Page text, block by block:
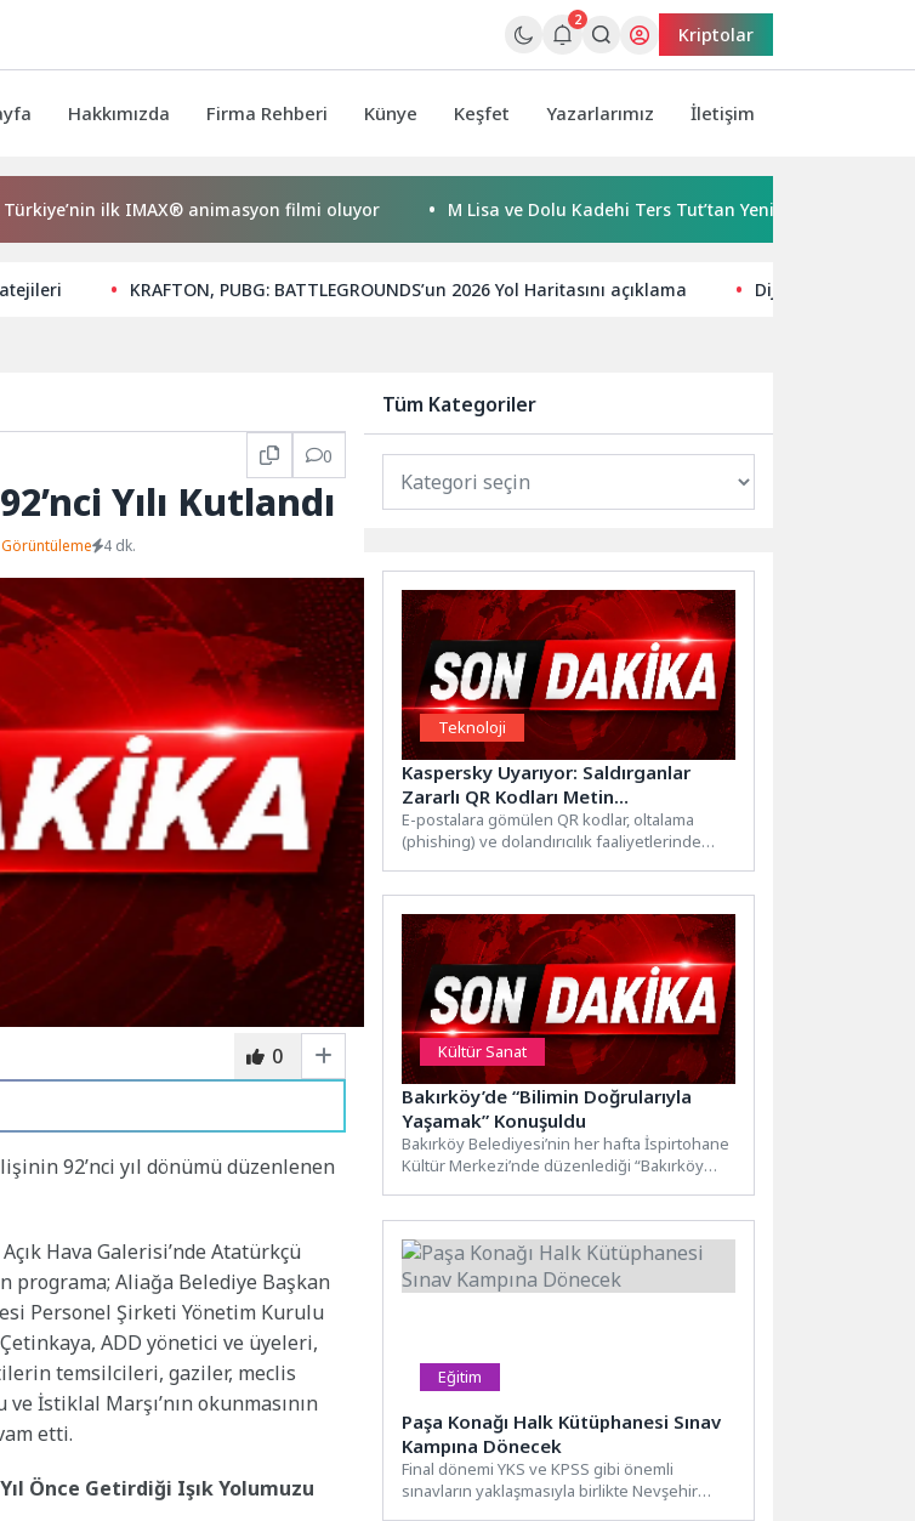
2
Kriptolar
Hakkımızda Firma Rehberi Künye Keşfet Yazarlarımız İletişim
ilk IMAX® animasyon filmi oluyor M Lisa ve Dolu Kadehi Ters Tut’tan Yeni İş Birliği: Vişne
KRAFTON, PUBG: BATTLEGROUNDS’un 2026 Yol Haritasını açıklama Dijital Dünyada
0
Yılı Kutlandı
4 dk.
0
92’nci yıl dönümü düzenlenen
Hava Galerisi’nde Atatürkçü
programa; Aliağa Belediye Başkan
Personel Şirketi Yönetim Kurulu
ADD yönetici ve üyeleri,
temsilcileri, gaziler, meclis
İstiklal Marşı’nın okunmasının
etti.
Önce Getirdiği Işık Yolumuzu
Tüm Kategoriler
Teknoloji
Kaspersky Uyarıyor: Saldırganlar
Zararlı QR Kodları Metin
Sembolleriyle Oluşturuyor
E-postalara gömülen QR kodlar, oltalama
(phishing) ve dolandırıcılık faaliyetlerinde
Kültür Sanat
Bakırköy’de “Bilimin Doğrularıyla
Yaşamak” Konuşuldu
Bakırköy Belediyesi’nin her hafta İspirtohane
Kültür Merkezi’nde düzenlediği “Bakırköy
Eğitim
Paşa Konağı Halk Kütüphanesi Sınav
Kampına Dönecek
Final dönemi YKS ve KPSS gibi önemli
sınavların yaklaşmasıyla birlikte Nevşehir